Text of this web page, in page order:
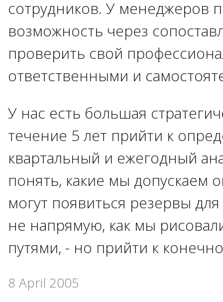
сотрудников. У менеджеров
возможность через
проверить свой
ответственными и
У нас есть большая
течение 5 лет прийти к
квартальный и ежегодный
понять, какие мы допускаем
могут появиться резервы
не напрямую, как мы
путями, - но прийти к
8 April 2005